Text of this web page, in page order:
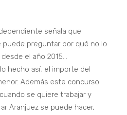
señala que
puede preguntar por qué no lo
el año 2015…
hecho así, el importe del
Además este concurso
se quiere trabajar y
Aranjuez se puede hacer,